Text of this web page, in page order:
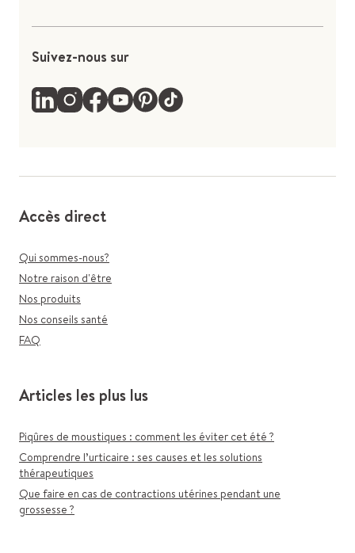
Suivez-nous sur
Accès direct
Qui sommes-nous?
Notre raison d'être
Nos produits
Nos conseils santé
FAQ
Articles les plus lus
Piqûres de moustiques : comment les éviter cet été ?
Comprendre l’urticaire : ses causes et les solutions
thérapeutiques
Que faire en cas de contractions utérines pendant une
grossesse ?